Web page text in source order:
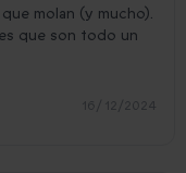
molan (y mucho).
que son todo un
16/ 12/2024